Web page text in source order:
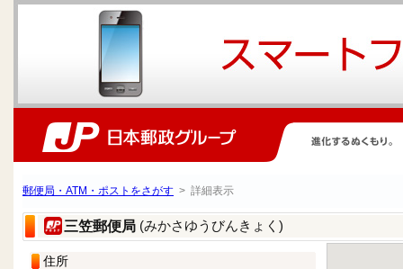
郵便局・ATM・ポストをさがす > 詳細表示
三笠郵便局 (みかさゆうびんきょく)
住所